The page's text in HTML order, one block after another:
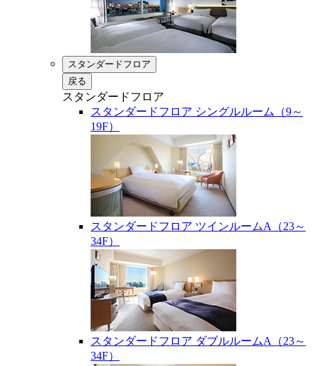
スタンダードフロア
戻る
スタンダードフロア
スタンダードフロア シングルルーム（9～
19F）
スタンダードフロア ツインルームA（23～
34F）
スタンダードフロア ダブルルームA（23～
34F）